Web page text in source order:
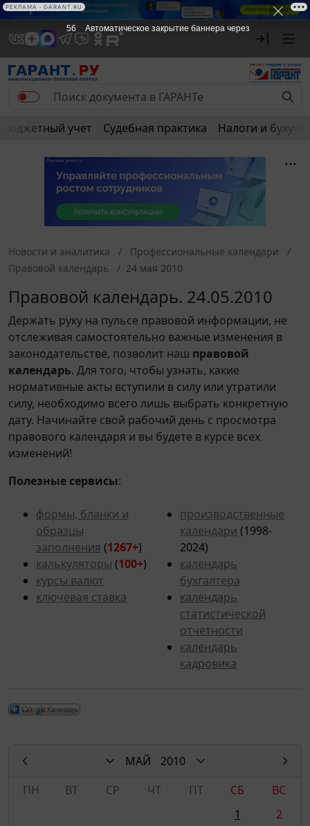
Бюджетный учет Судебная практика Налоги и
Новости и аналитика
Профессиональные календари
Правовой календарь
24 мая 2010
Правовой календарь. 24.05.2010
Держать руку на пульсе правовой информации, не
отслеживая самостоятельно важные изменения в
законодательстве, позволит наш правовой
календарь. Для того, чтобы узнать, какие
нормативные акты вступили в силу или утратили
силу, необходимо всего лишь выбрать конкретную
дату. Начинайте свой рабочий день с просмотра
правового календаря и вы будете в курсе всех
изменений!
Полезные сервисы:
формы, бланки и
образцы
заполнения (1267+)
калькуляторы (100+)
курсы валют
ключевая ставка
производственные
календари (1998-
2024)
календарь
бухгалтера
календарь
статистической
отчетности
календарь
кадровика
МАЙ
2010
ПН
ВТ СР ЧТ ПТ СБ
ВС
1
2
56 Автоматическое закрытие баннера через
РЕКЛАМА • GARANT.RU